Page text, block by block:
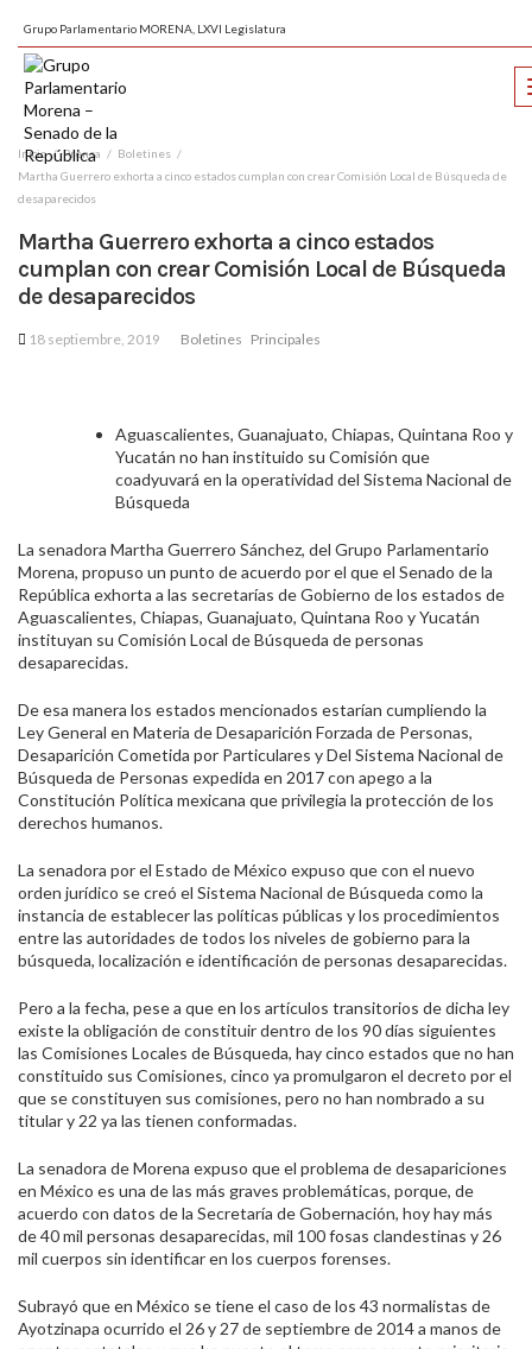
Grupo Parlamentario MORENA, LXVI Legislatura
Inicio Prensa
Boletines
Martha Guerrero exhorta a cinco estados cumplan con crear Comisión Local de Búsqueda de
desaparecidos
Martha Guerrero exhorta a cinco estados
cumplan con crear Comisión Local de Búsqueda
de desaparecidos
18 septiembre, 2019 Boletines Principales
Aguascalientes, Guanajuato, Chiapas, Quintana Roo y
Yucatán no han instituido su Comisión que
coadyuvará en la operatividad del Sistema Nacional de
Búsqueda
La senadora Martha Guerrero Sánchez, del Grupo Parlamentario
Morena, propuso un punto de acuerdo por el que el Senado de la
República exhorta a las secretarías de Gobierno de los estados de
Aguascalientes, Chiapas, Guanajuato, Quintana Roo y Yucatán
instituyan su Comisión Local de Búsqueda de personas
desaparecidas.
De esa manera los estados mencionados estarían cumpliendo la
Ley General en Materia de Desaparición Forzada de Personas,
Desaparición Cometida por Particulares y Del Sistema Nacional de
Búsqueda de Personas expedida en 2017 con apego a la
Constitución Política mexicana que privilegia la protección de los
derechos humanos.
La senadora por el Estado de México expuso que con el nuevo
orden jurídico se creó el Sistema Nacional de Búsqueda como la
instancia de establecer las políticas públicas y los procedimientos
entre las autoridades de todos los niveles de gobierno para la
búsqueda, localización e identificación de personas desaparecidas.
Pero a la fecha, pese a que en los artículos transitorios de dicha ley
existe la obligación de constituir dentro de los 90 días siguientes
las Comisiones Locales de Búsqueda, hay cinco estados que no han
constituido sus Comisiones, cinco ya promulgaron el decreto por el
que se constituyen sus comisiones, pero no han nombrado a su
titular y 22 ya las tienen conformadas.
La senadora de Morena expuso que el problema de desapariciones
en México es una de las más graves problemáticas, porque, de
acuerdo con datos de la Secretaría de Gobernación, hoy hay más
de 40 mil personas desaparecidas, mil 100 fosas clandestinas y 26
mil cuerpos sin identificar en los cuerpos forenses.
Subrayó que en México se tiene el caso de los 43 normalistas de
Ayotzinapa ocurrido el 26 y 27 de septiembre de 2014 a manos de